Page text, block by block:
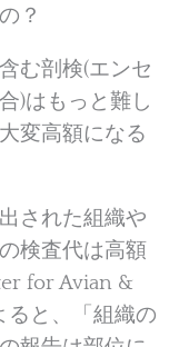
？
む剖検(エンセ
)はもっと難し
変高額になる
された組織や
検査代は高額
for Avian &
と、「組織の